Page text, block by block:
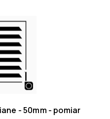
- 50mm - pomiar